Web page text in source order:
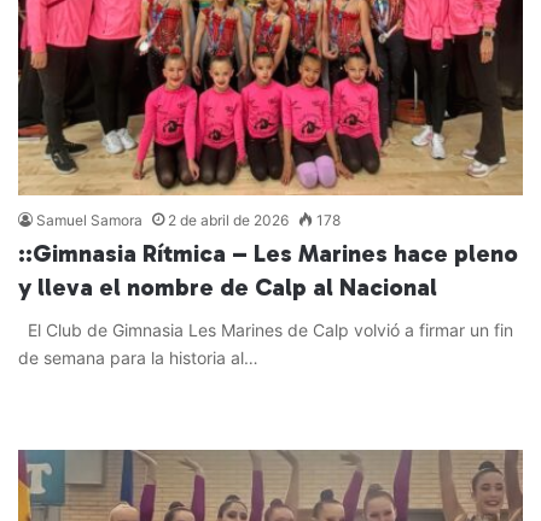
Samuel Samora 2 de abril de 2026 178
::Gimnasia Rítmica – Les Marines hace pleno
y lleva el nombre de Calp al Nacional
El Club de Gimnasia Les Marines de Calp volvió a firmar un fin
de semana para la historia al…